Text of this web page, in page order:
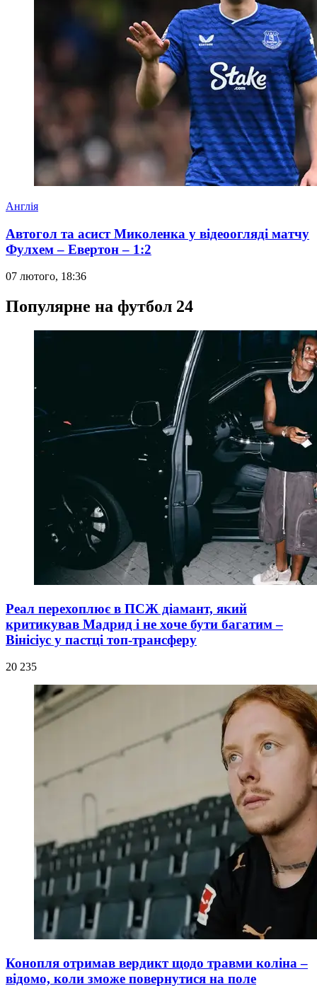
Англія
Автогол та асист Миколенка у відеоогляді матчу
Фулхем – Евертон – 1:2
07 лютого, 18:36
Популярне на футбол 24
Реал перехоплює в ПСЖ діамант, який
критикував Мадрид і не хоче бути багатим –
Вінісіус у пастці топ-трансферу
20 235
Конопля отримав вердикт щодо травми коліна –
відомо, коли зможе повернутися на поле